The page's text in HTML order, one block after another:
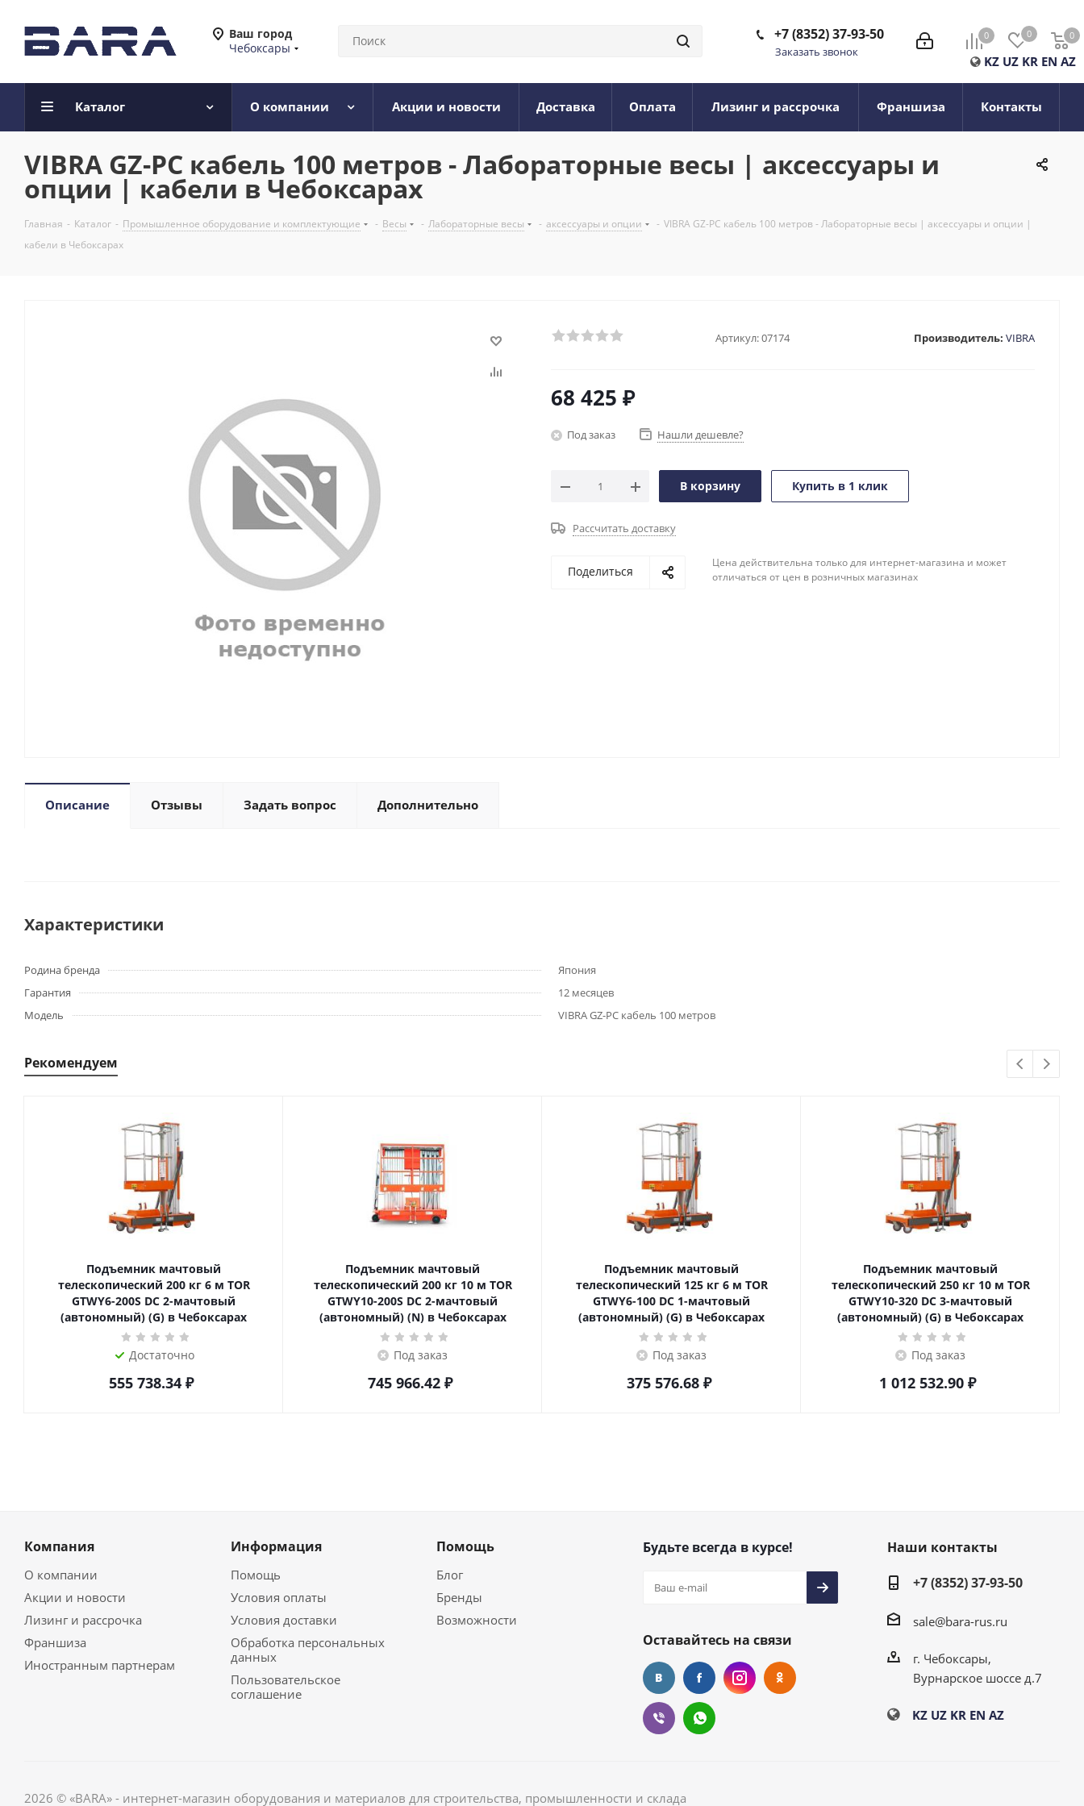
Ваш город
Чебоксары
0 0 0
0
KZ UZ KR EN AZ
+7 (8352) 37-93-50
Заказать звонок
Каталог О компании Акции и новости Доставка Оплата Лизинг и рассрочка Франшиза Контакты
VIBRA GZ-PC кабель 100 метров - Лабораторные весы | аксессуары и
опции | кабели в Чебоксарах
Главная - Каталог - Промышленное оборудование и комплектующие - Весы - Лабораторные весы - аксессуары и опции - VIBRA GZ-PC кабель 100 метров - Лабораторные весы | аксессуары и опции |
кабели в Чебоксарах
Артикул:07174 Производитель: VIBRA
68 425 ₽
Под заказ Нашли дешевле?
В корзину Купить в 1 клик
Рассчитать доставку
Поделиться
Цена действительна только для интернет-магазина и может
отличаться от цен в розничных магазинах
Описание Отзывы Задать вопрос Дополнительно
Характеристики
Родина бренда
Япония
Гарантия
12 месяцев
Модель
VIBRA GZ-PC кабель 100 метров
Рекомендуем
Подъемник мачтовый
телескопический 200 кг 6 м TOR
GTWY6-200S DC 2-мачтовый
(автономный) (G) в Чебоксарах
Достаточно
555 738.34₽
Подъемник мачтовый
телескопический 200 кг 10 м TOR
GTWY10-200S DC 2-мачтовый
(автономный) (N) в Чебоксарах
Под заказ
745 966.42₽
Подъемник мачтовый
телескопический 125 кг 6 м TOR
GTWY6-100 DC 1-мачтовый
(автономный) (G) в Чебоксарах
Под заказ
375 576.68₽
Подъемник мачтовый
телескопический 250 кг 10 м TOR
GTWY10-320 DC 3-мачтовый
(автономный) (G) в Чебоксарах
Под заказ
1 012 532.90 ₽
Компания
О компании
Акции и новости
Лизинг и рассрочка
Франшиза
Иностранным партнерам
Информация
Помощь
Условия оплаты
Условия доставки
Обработка персональных
данных
Пользовательское
соглашение
Помощь
Блог
Бренды
Возможности
Будьте всегда в курсе!
Оставайтесь на связи
Наши контакты
+7 (8352) 37-93-50
sale@bara-rus.ru
г. Чебоксары,
Вурнарское шоссе д.7
KZ UZ KR EN AZ
2026 © «BARA» - интернет-магазин оборудования и материалов для строительства, промышленности и склада